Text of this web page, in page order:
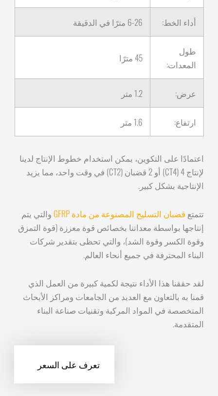
أداء الخط: 6-26 مترًا في الدقيقة
طول
المعدات:
45 مترًا
عرض: 1.2 متر
ارتفاع: 1.6 متر
اعتمادًا على التكوين، يمكن استخدام خطوط الإنتاج لدينا
لإنتاج 4 (CT4) أو 2 قضبان (CT2) في وقت واحد، مما يزيد
الإنتاجية بشكل كبير.
تتمتع قضبان التسليح المصنوعة من مادة GFRP
والتي يتم
إنتاجها بواسطة معداتنا بخصائص قوة معززة (قوة التمزق
وقوة الكسر وقوة الشد)، والتي تحظى بتقدير شركات
البناء المحترفة في جميع أنحاء العالم.
لقد حققنا هذا الأداء نتيجة لكمية كبيرة من العمل الذي
قمنا به بالتعاون مع العديد من الجامعات ومراكز الأبحاث
المتخصصة في المواد المركبة وتقنيات صناعة البناء
المتقدمة.
تعرف على السعر